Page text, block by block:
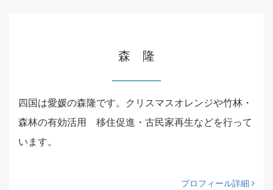
森 隆
四国は愛媛の森隆です。クリスマスオレンジや竹林・
森林の有効活用 移住促進・古民家再生などを行って
います。
プロフィール詳細